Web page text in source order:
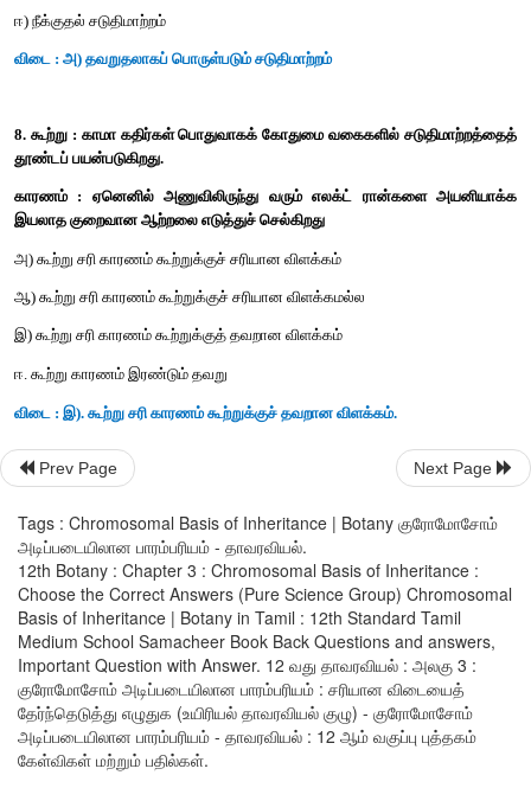
ஆ) A→ G, C→T, C
இ) C →G, A→G, T→A மற்றும் G→A
விடை : ஆ) A→G, C
6. ஒரு செல்லில் ஒருமடிய குரோமோசோமின் எண்ணிக்கை 18
மானோசோமி மற்றும் ட்ரைசோமி நிலையில்
அ) 35 மற்றும் 37
ஆ) 34 மற்றும் 35
ஈ) 17 மற்றும் 19
விடை : அ) 35 மற்றும் 37
7. மரபுக்குறியின் AGC யானது AGA வாக மாற்றமடையும் நிகழ்வு
அ) தவறுதலாகப் பொருள்படும் சடுதிமாற்றம்
ஆ) பொருளுணர்த்தாத சடுதிமாற்றம்
இ) கட்ட நகர்வு சடுதிமாற்றம்
Prev Page Next Page
Tags : Chromosomal Basis of Inheritance | Botany குரோமோசோம்
அடிப்படையிலான பாரம்பரியம் - தாவரவியல்.
12th Botany : Chapter 3 : Chromosomal Basis of Inheritance :
Choose the Correct Answers (Pure Science Group) Chromosomal
Basis of Inheritance | Botany in Tamil : 12th Standard Tamil
Medium School Samacheer Book Back Questions and answers,
Important Question with Answer. 12 வது தாவரவியல் : அலகு 3 :
குரோமோசோம் அடிப்படையிலான பாரம்பரியம் : சரியான விடையைத்
தேர்ந்தெடுத்து எழுதுக (உயிரியல் தாவரவியல் குழு) - குரோமோசோம்
அடிப்படையிலான பாரம்பரியம் - தாவரவியல் : 12 ஆம் வகுப்பு புத்தகம்
கேள்விகள் மற்றும் பதில்கள்.